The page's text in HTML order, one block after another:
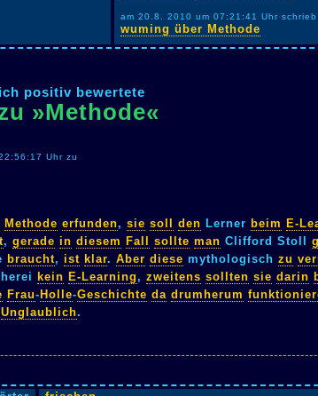
am 20.8. 2010 um 07:21:41 Uhr schrieb
wuming über Methode
positiv bewertete
»Methode«
Uhr zu
Methode erfunden, sie soll den Lerner beim E-
, gerade in diesem Fall sollte man Clifford Stoll
braucht, ist klar. Aber diese mythologisch zu
kein E-Learning , zweitens sollten sie darin
Frau- Holle-Geschichte da drumherum
Unglaublich.